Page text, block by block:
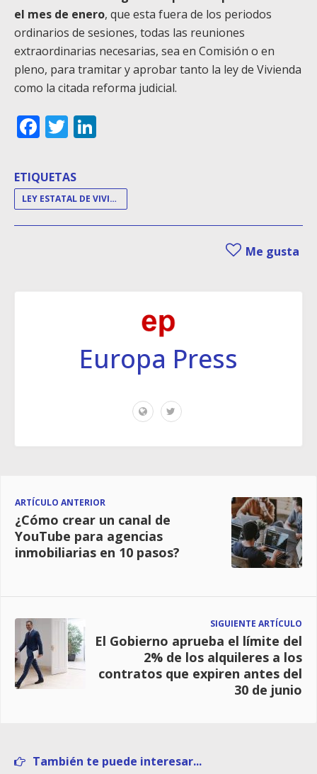
el mes de enero, que esta fuera de los periodos
ordinarios de sesiones, todas las reuniones
extraordinarias necesarias, sea en Comisión o en
pleno, para tramitar y aprobar tanto la ley de Vivienda
como la citada reforma judicial.
Facebook
Twitter
ETIQUETAS
LEY ESTATAL DE VIVIENDA
Me gusta
Europa Press
ARTÍCULO ANTERIOR
¿Cómo crear un canal de
YouTube para agencias
inmobiliarias en 10 pasos?
SIGUIENTE ARTÍCULO
El Gobierno aprueba el límite del
2% de los alquileres a los
contratos que expiren antes del
30 de junio
También te puede interesar...